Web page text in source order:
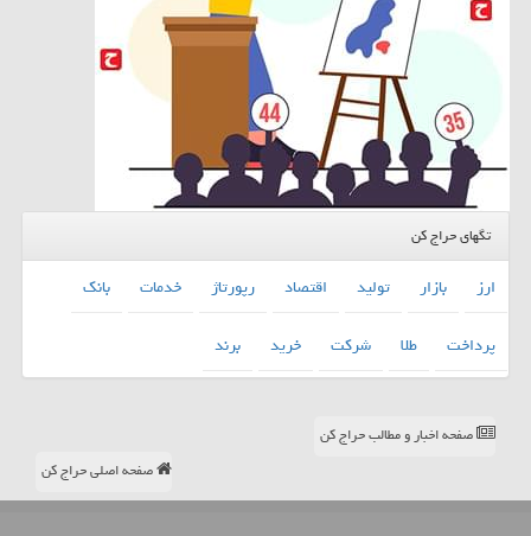
تگهای حراج کن
ارز بازار تولید اقتصاد رپورتاژ خدمات
بانك
پرداخت
طلا شركت خرید برند
صفحه اخبار و مطالب حراج کن
صفحه اصلی حراج کن